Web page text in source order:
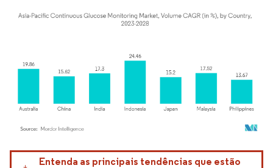
Imagem © Mordor Intelligence. O reuso requer atribuição conforme CC BY 4.0.
Entenda as principais tendências que estão